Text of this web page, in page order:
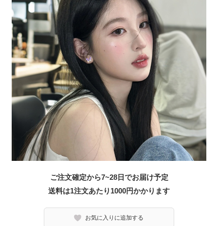
ご注文確定から7~28日でお届け予定
送料は1注文あたり 1000円かかります
お気に入りに追加する